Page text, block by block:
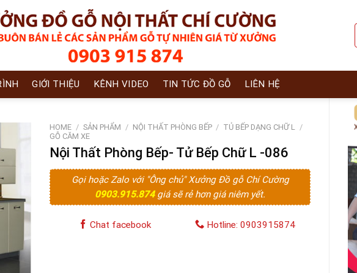
GIỚI THIỆU KÊNH VIDEO TIN TỨC ĐỒ GỖ LIÊN HỆ
HOME / SẢN PHẨM / NỘI THẤT PHÒNG BẾP / TỦ BẾP DẠNG CHỮ L /
GỖ CĂM XE
Nội Thất Phòng Bếp- Tử Bếp Chữ L -086
Gọi hoặc Zalo với "Ông chủ" Xưởng Đồ gỗ Chí Cường
0903.915.874 giá sẽ rẻ hơn giá niêm yết.
Chat facebook Hotline: 0903915874